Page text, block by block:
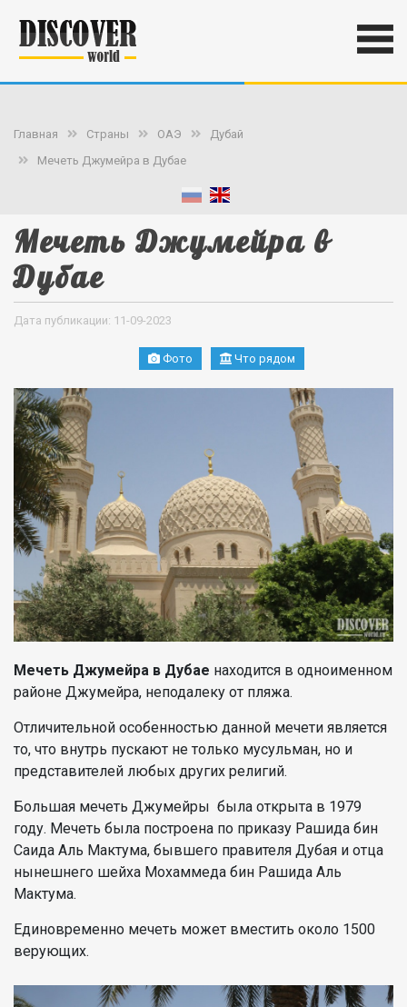
Главная Страны ОАЭ
Дубай
Мечеть Джумейра в Дубае
Мечеть Джумейра в
Дубае
Дата публикации: 11-09-2023
Фото Что рядом
Мечеть Джумейра в Дубае находится в одноименном
районе Джумейра, неподалеку от пляжа.
Отличительной особенностью данной мечети является
то, что внутрь пускают не только мусульман, но и
представителей любых других религий.
Большая мечеть Джумейры была открыта в 1979
году. Мечеть была построена по приказу Рашида бин
Саида Аль Мактума, бывшего правителя Дубая и отца
нынешнего шейха Мохаммеда бин Рашида Аль
Мактума.
Единовременно мечеть может вместить около 1500
верующих.